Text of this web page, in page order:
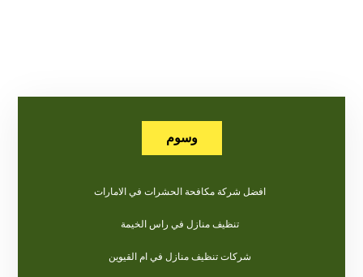
وسوم
افضل شركة مكافحة الحشرات في الامارات
تنظيف منازل في راس الخيمة
شركات تنظيف منازل في ام القيوين